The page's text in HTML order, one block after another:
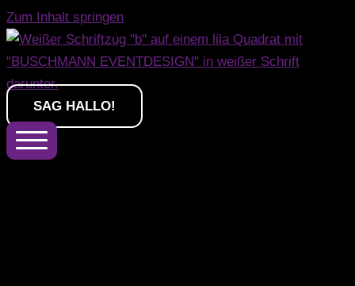
Zum Inhalt springen
SAG HALLO!